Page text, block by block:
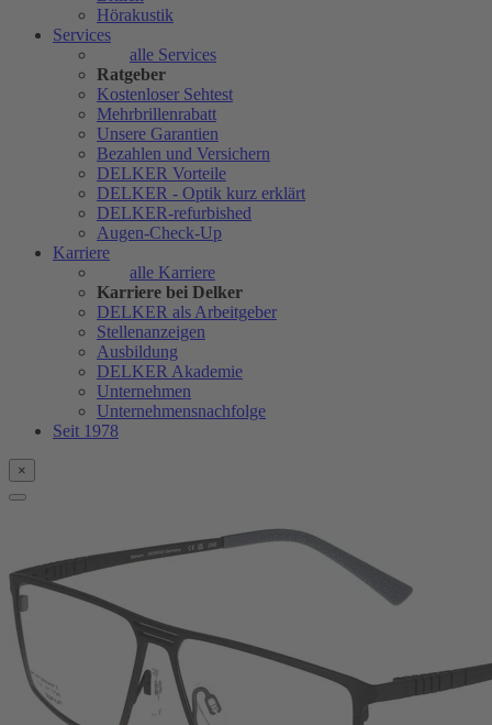
Hörakustik
Services
alle Services
Ratgeber
Kostenloser Sehtest
Mehrbrillenrabatt
Unsere Garantien
Bezahlen und Versichern
DELKER Vorteile
DELKER - Optik kurz erklärt
DELKER-refurbished
Augen-Check-Up
Karriere
alle Karriere
Karriere bei Delker
DELKER als Arbeitgeber
Stellenanzeigen
Ausbildung
DELKER Akademie
Unternehmen
Unternehmensnachfolge
Seit 1978
×